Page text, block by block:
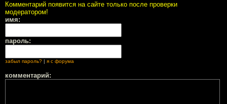
Комментарий появится на сайте только после проверки
модератором!
имя:
пароль:
забыл пароль? | я с форума
комментарий: